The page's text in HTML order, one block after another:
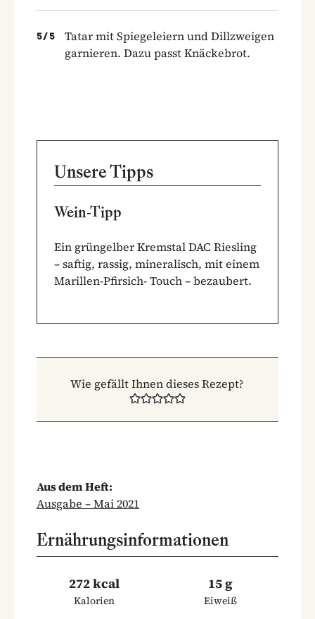
5/ 5
Tatar mit Spiegeleiern und Dillzweigen
garnieren. Dazu passt Knäckebrot.
Unsere Tipps
Wein-Tipp
Ein grüngelber Kremstal DAC Riesling
– saftig, rassig, mineralisch, mit einem
Marillen-Pfirsich- Touch – bezaubert.
Wie gefällt Ihnen dieses Rezept?
Aus dem Heft:
Ausgabe – Mai 2021
Ernährungsinformationen
272 kcal
Kalorien
15 g
Eiweiß